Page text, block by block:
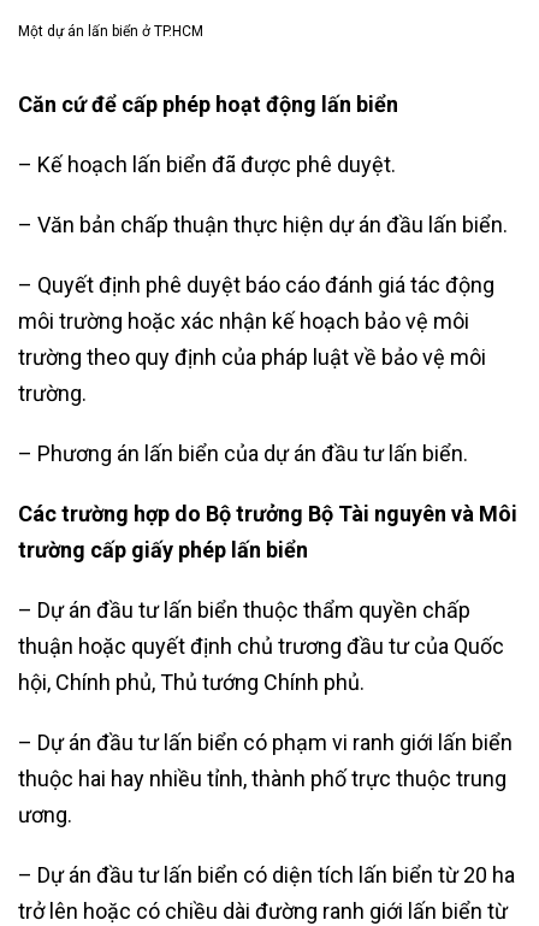
Một dự án lấn biển ở TP.HCM
Căn cứ để cấp phép hoạt động lấn biển
– Kế hoạch lấn biển đã được phê duyệt.
– Văn bản chấp thuận thực hiện dự án đầu lấn biển.
– Quyết định phê duyệt báo cáo đánh giá tác động
môi trường hoặc xác nhận kế hoạch bảo vệ môi
trường theo quy định của pháp luật về bảo vệ môi
trường.
– Phương án lấn biển của dự án đầu tư lấn biển.
Các trường hợp do Bộ trưởng Bộ Tài nguyên và Môi
trường cấp giấy phép lấn biển
– Dự án đầu tư lấn biển thuộc thẩm quyền chấp
thuận hoặc quyết định chủ trương đầu tư của Quốc
hội, Chính phủ, Thủ tướng Chính phủ.
– Dự án đầu tư lấn biển có phạm vi ranh giới lấn biển
thuộc hai hay nhiều tỉnh, thành phố trực thuộc trung
ương.
– Dự án đầu tư lấn biển có diện tích lấn biển từ 20 ha
trở lên hoặc có chiều dài đường ranh giới lấn biển từ